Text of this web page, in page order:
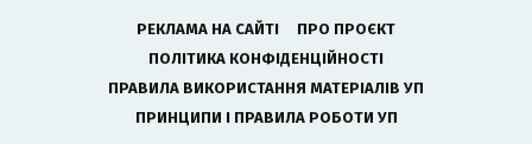
РЕКЛАМА НА САЙТІ
ПРО ПРОЄКТ
ПОЛІТИКА КОНФІДЕНЦІЙНОСТІ
ПРАВИЛА ВИКОРИСТАННЯ МАТЕРІАЛІВ УП
ПРИНЦИПИ І ПРАВИЛА РОБОТИ УП